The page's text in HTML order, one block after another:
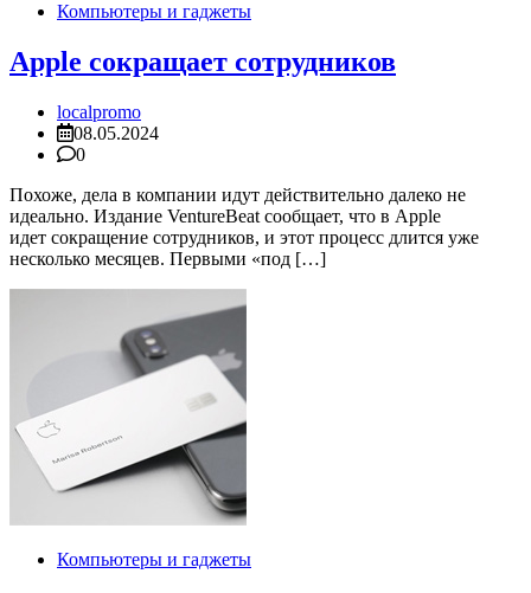
Компьютеры и гаджеты
Apple сокращает сотрудников
localpromo
08.05.2024
0
Похоже, дела в компании идут действительно далеко не
идеально. Издание VentureBeat сообщает, что в Apple
идет сокращение сотрудников, и этот процесс длится уже
несколько месяцев. Первыми «под […]
Компьютеры и гаджеты